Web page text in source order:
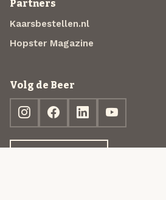
Partners
Kaarsbestellen.nl
Hopster Magazine
Volg de Beer